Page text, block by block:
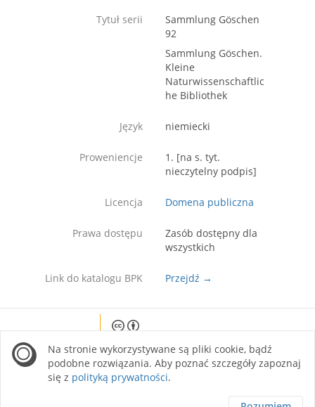
Tytuł serii
Sammlung Göschen
92
Sammlung Göschen.
Kleine
Naturwissenschaftlic
he Bibliothek
Język niemiecki
Proweniencje
1. [na s. tyt.
nieczytelny podpis]
Licencja Domena publiczna
Prawa dostępu
Zasób dostępny dla
wszystkich
Link do katalogu BPK Przejdź →
site is licensed under a Creative Commons
Attribution 4.0 International license.
Na stronie wykorzystywane są pliki cookie, bądź
podobne rozwiązania. Aby poznać szczegóły zapoznaj
się z polityką prywatności.